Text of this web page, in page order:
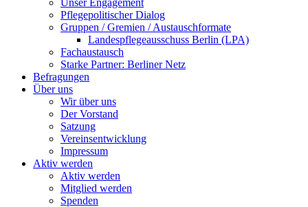
Unser Engagement
Pflegepolitischer Dialog
Gruppen / Gremien / Austauschformate
Landespflegeausschuss Berlin (LPA)
Fachaustausch
Starke Partner: Berliner Netz
Befragungen
Über uns
Wir über uns
Der Vorstand
Satzung
Vereinsentwicklung
Impressum
Aktiv werden
Aktiv werden
Mitglied werden
Spenden